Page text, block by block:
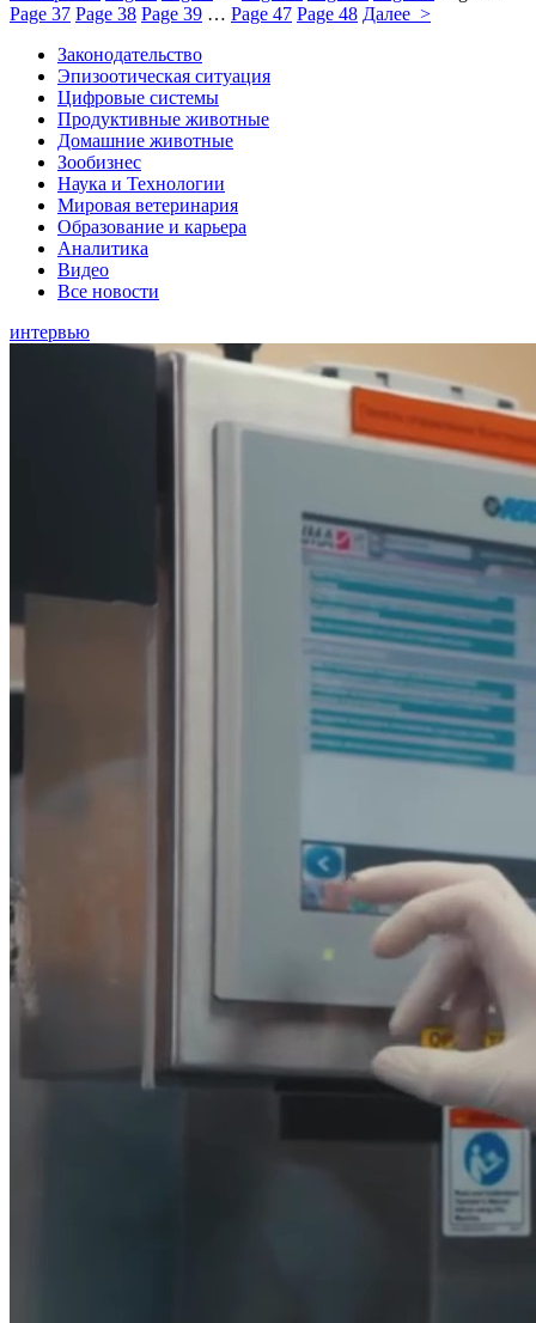
Page 37 Page 38 Page 39 … Page 47 Page 48 Далее >
Законодательство
Эпизоотическая ситуация
Цифровые системы
Продуктивные животные
Домашние животные
Зообизнес
Наука и Технологии
Мировая ветеринария
Образование и карьера
Аналитика
Видео
Все новости
интервью